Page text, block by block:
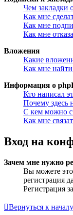
Чем закладки
Как мне
Как мне
Как мне
Вложения
Какие
Как мне
Информация о
Кто написал
Почему здесь
С кем можно
Как мне
Вход на
Зачем мне нужно
Вы можете
регистрация
Регистрация
Вернуться к началу